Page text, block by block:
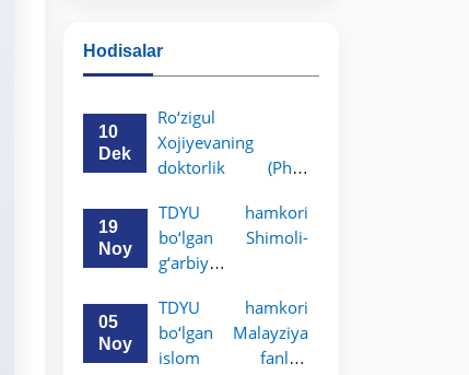
Hodisalar
10
Dek
Ro‘zigul
Xojiyevaning
doktorlik (PhD)
himoyasi bo‘lib
o‘tadi
19
Noy
TDYU hamkori
bo‘lgan Shimoli-
g‘arbiy
huquq universiteti
2-3-kurs talabalari
uchun akademik
05
Noy
TDYU hamkori
bo‘lgan Malayziya
islom fanlari